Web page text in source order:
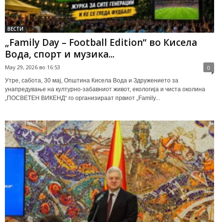
ВЕСТИ
„Family Day – Football Edition“ во Кисела
Вода, спорт и музика...
May 29, 2026 во 16:53 0
Утре, сабота, 30 мај, Општина Кисела Вода и Здружението за
унапредување на културно-забавниот живот, екологија и чиста околина
„ПОСВЕТЕН ВИКЕНД“ го организираат првиот „Family...